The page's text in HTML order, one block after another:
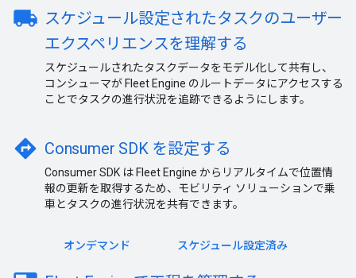
local_shipping スケジュール設定されたタスクのユーザー
エクスペリエンスを理解する
スケジュールされたタスクデータをモデル化して共有し、
コンシューマが Fleet Engine のルートデータにアクセスする
ことでタスクの進行状況を追跡できるようにします。
directions Consumer SDK を設定する
Consumer SDK は Fleet Engine からリアルタイムで位置情
報の更新を取得するため、モビリティ ソリューションで乗
車とタスクの進行状況を共有できます。
オンデマンド スケジュール設定済み